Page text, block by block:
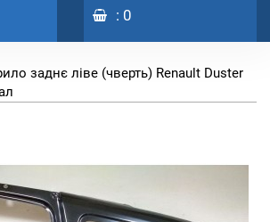
: 0
заднє ліве (чверть) Renault Duster